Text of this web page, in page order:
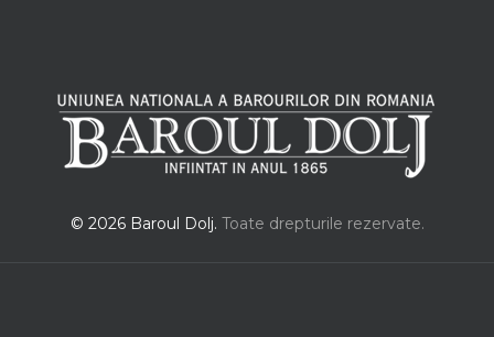
© 2026 Baroul Dolj. Toate drepturile rezervate.